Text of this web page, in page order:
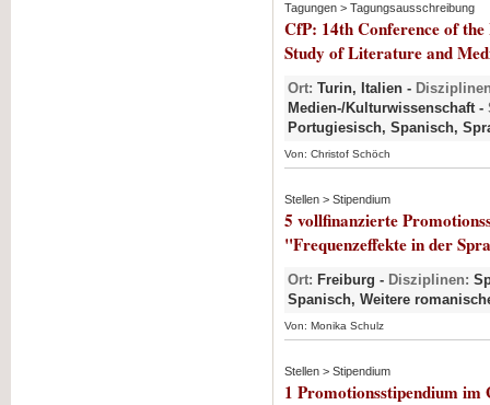
Tagungen > Tagungsausschreibung
CfP: 14th Conference of
Study of Literature and
Ort: Turin, Italien -
Medien-/Kulturwissenschaft -
Portugiesisch, Spanisch,
Von: Christof Schöch
Stellen > Stipendium
5 vollfinanzierte
"Frequenzeffekte in der
Ort: Freiburg - Disziplinen:
Spanisch, Weitere
Von: Monika Schulz
Stellen > Stipendium
1 Promotionsstipendium